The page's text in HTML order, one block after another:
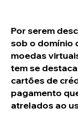
Por serem
sob o domínio
moedas
tem se
cartões de
pagamento
atrelados ao